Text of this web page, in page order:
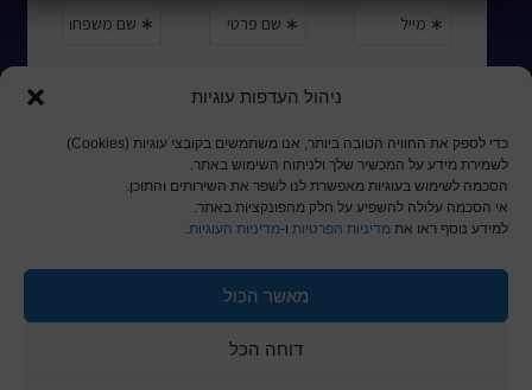
ניהול העדפות עוגיות
כדי לספק את החוויה הטובה ביותר, אנו משתמשים בקובצי עוגיות (Cookies)
לשמירת מידע על המכשיר שלך ולניתוח השימוש באתר.
הסכמה לשימוש בעוגיות מאפשרת לנו לשפר את השירותים והתוכן.
אי הסכמה עלולה להשפיע על חלק מהפונקציות באתר.
למידע נוסף ראו את מדיניות הפרטיות ו-מדיניות העוגיות.
מאשר הכול
דוחה הכל
© כל הזכויות שמורות לכותר ראשון